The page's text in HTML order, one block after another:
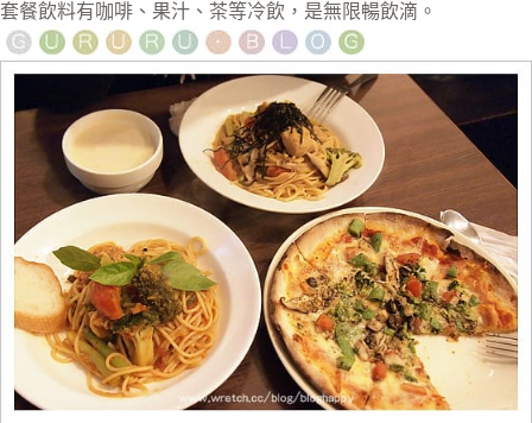
套餐飲料有咖啡、果汁、茶等冷飲，是無限暢飲滴。